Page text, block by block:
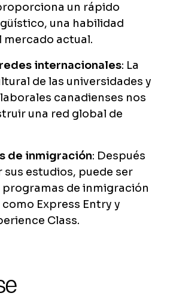
un rápido
una habilidad
mercado actual.
internacionales: La
de las universidades y
canadienses nos
una red global de
de inmigración: Después
estudios, puede ser
de inmigración
Express Entry y
Class.